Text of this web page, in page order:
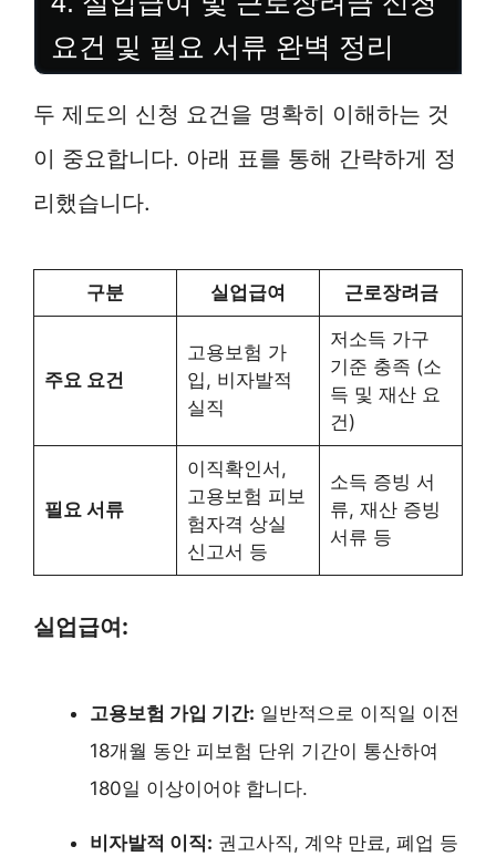
요건 및 필요 서류 완벽 정리
두 제도의 신청 요건을 명확히 이해하는 것
이 중요합니다. 아래 표를 통해 간략하게 정
리했습니다.
구분 실업급여 근로장려금
주요 요건
고용보험 가
입, 비자발적
실직
저소득 가구
기준 충족 (소
득 및 재산 요
건)
필요 서류
이직확인서,
고용보험 피보
험자격 상실
신고서 등
소득 증빙 서
류, 재산 증빙
서류 등
실업급여:
고용보험 가입 기간: 일반적으로 이직일 이전
18개월 동안 피보험 단위 기간이 통산하여
180일 이상이어야 합니다.
비자발적 이직: 권고사직, 계약 만료, 폐업 등